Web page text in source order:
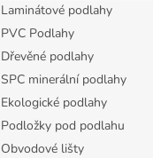
Laminátové podlahy
PVC Podlahy
Dřevěné podlahy
SPC minerální podlahy
Ekologické podlahy
Podložky pod podlahu
Obvodové lišty